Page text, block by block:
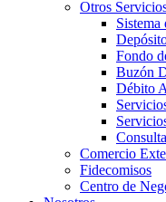
Otros
Sistema
Fondo
Buzón
Débito
Comercio
Fidecomisos
Centro de